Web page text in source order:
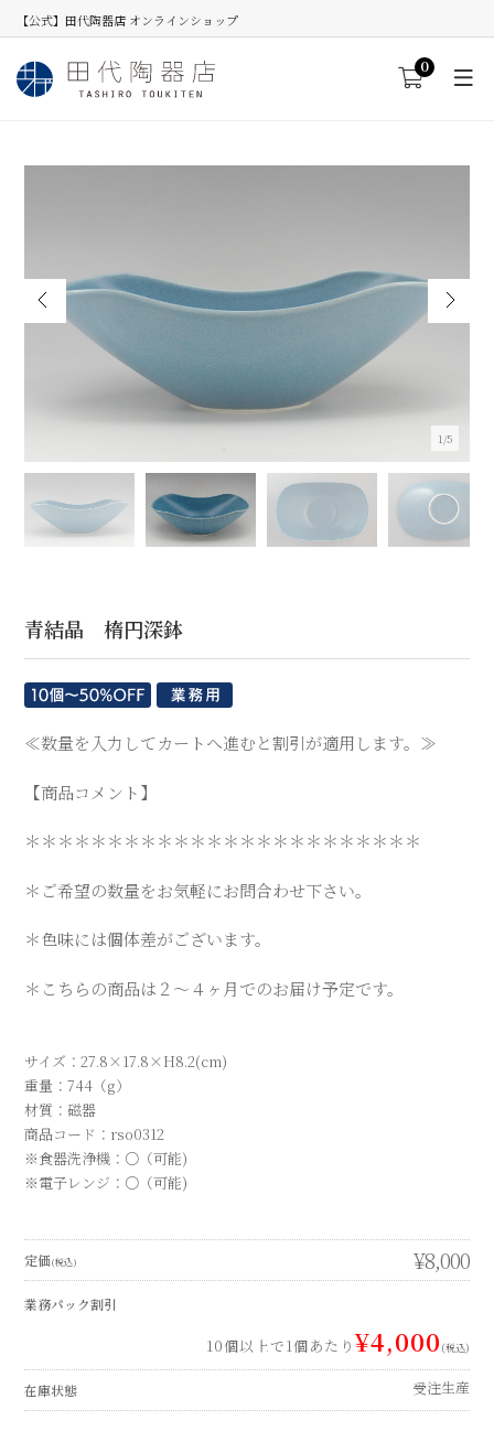
【公式】田代陶器店 オンラインショップ
0
2/5
青結晶 楕円深鉢
≪数量を入力してカートへ進むと割引が適用します。≫
【商品コメント】
＊＊＊＊＊＊＊＊＊＊＊＊＊＊＊＊＊＊＊＊＊＊＊＊
＊ご希望の数量をお気軽にお問合わせ下さい。
＊色味には個体差がございます。
＊こちらの商品は２～４ヶ月でのお届け予定です。
サイズ：27.8×17.8×H8.2(cm)
重量：744（g）
材質：磁器
商品コード：rso0312
※食器洗浄機：○（可能)
※電子レンジ：○（可能)
定価(税込) ¥8,000
業務パック割引
10個以上で1個あたり¥4,000 (税込)
在庫状態 受注生産